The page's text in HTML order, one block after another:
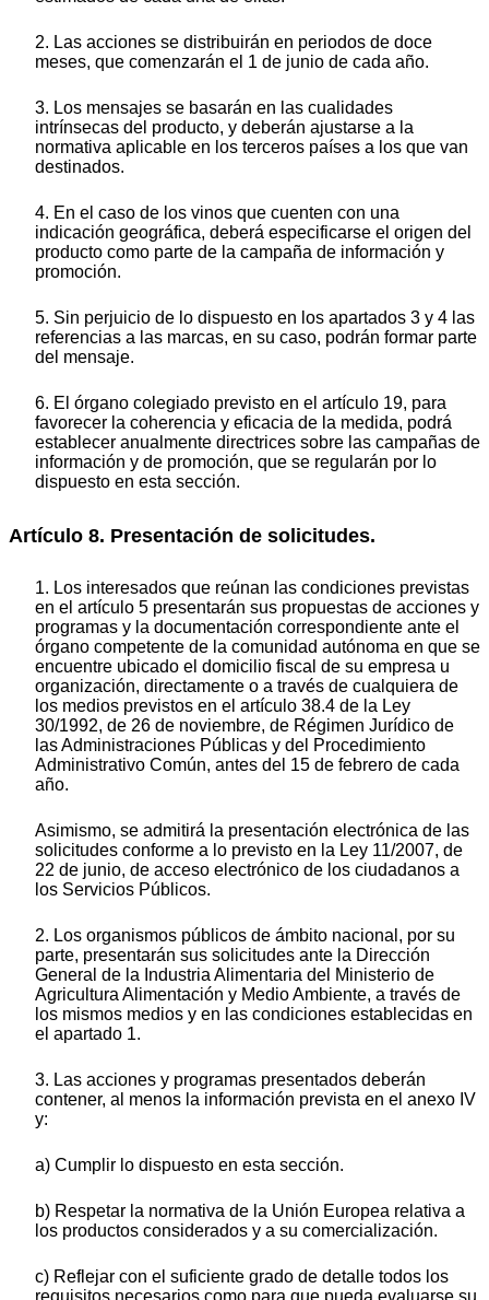
2. Las acciones se distribuirán en periodos de doce
meses, que comenzarán el 1 de junio de cada año.
3. Los mensajes se basarán en las cualidades
intrínsecas del producto, y deberán ajustarse a la
normativa aplicable en los terceros países a los que van
destinados.
4. En el caso de los vinos que cuenten con una
indicación geográfica, deberá especificarse el origen del
producto como parte de la campaña de información y
promoción.
5. Sin perjuicio de lo dispuesto en los apartados 3 y 4 las
referencias a las marcas, en su caso, podrán formar parte
del mensaje.
6. El órgano colegiado previsto en el artículo 19, para
favorecer la coherencia y eficacia de la medida, podrá
establecer anualmente directrices sobre las campañas de
información y de promoción, que se regularán por lo
dispuesto en esta sección.
Artículo 8. Presentación de solicitudes.
1. Los interesados que reúnan las condiciones previstas
en el artículo 5 presentarán sus propuestas de acciones y
programas y la documentación correspondiente ante el
órgano competente de la comunidad autónoma en que se
encuentre ubicado el domicilio fiscal de su empresa u
organización, directamente o a través de cualquiera de
los medios previstos en el artículo 38.4 de la Ley
30/1992, de 26 de noviembre, de Régimen Jurídico de
las Administraciones Públicas y del Procedimiento
Administrativo Común, antes del 15 de febrero de cada
año.
Asimismo, se admitirá la presentación electrónica de las
solicitudes conforme a lo previsto en la Ley 11/2007, de
22 de junio, de acceso electrónico de los ciudadanos a
los Servicios Públicos.
2. Los organismos públicos de ámbito nacional, por su
parte, presentarán sus solicitudes ante la Dirección
General de la Industria Alimentaria del Ministerio de
Agricultura Alimentación y Medio Ambiente, a través de
los mismos medios y en las condiciones establecidas en
el apartado 1.
3. Las acciones y programas presentados deberán
contener, al menos la información prevista en el anexo IV
y:
a) Cumplir lo dispuesto en esta sección.
b) Respetar la normativa de la Unión Europea relativa a
los productos considerados y a su comercialización.
c) Reflejar con el suficiente grado de detalle todos los
requisitos necesarios como para que pueda evaluarse su